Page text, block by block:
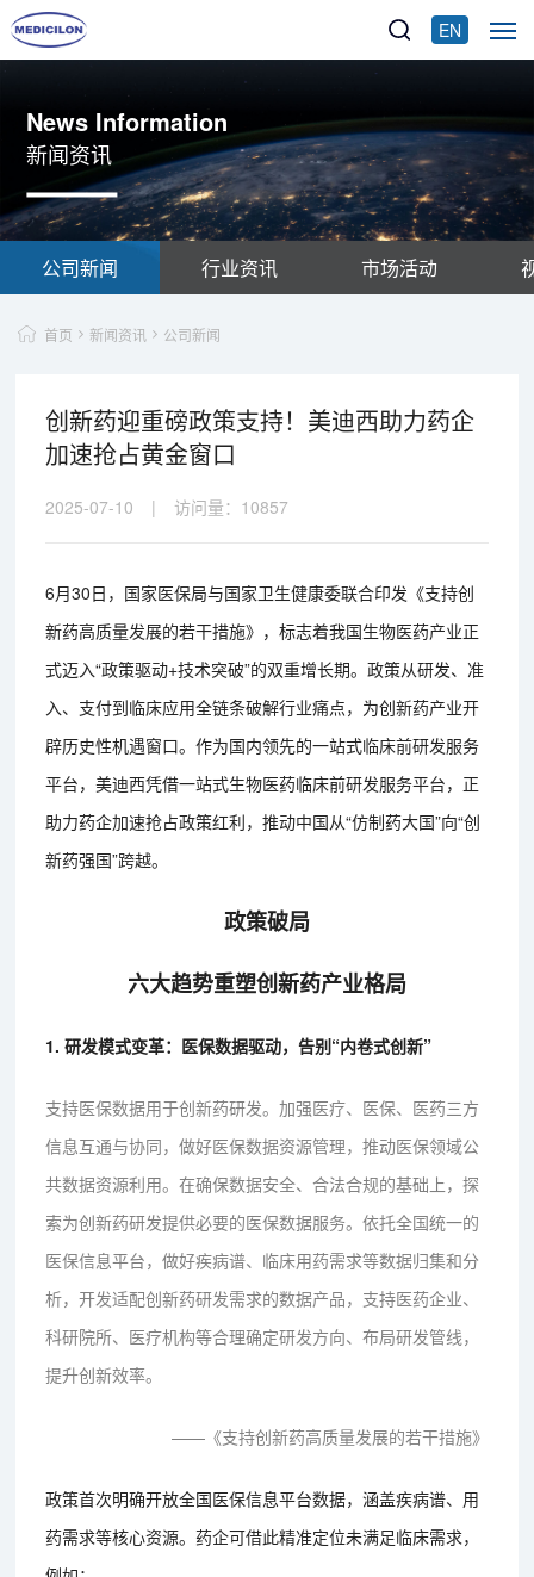
EN
News Information
新闻资讯
公司新闻 行业资讯 市场活动
首页 新闻资讯 公司新闻
创新药迎重磅政策支持！美迪西助力药企
加速抢占黄金窗口
2025-07-10 | 访问量： 10857
6月30日，国家医保局与国家卫生健康委联合印发《支持创
新药高质量发展的若干措施》，标志着我国生物医药产业正
式迈入“政策驱动+技术突破”的双重增长期。政策从研发、准
入、支付到临床应用全链条破解行业痛点，为创新药产业开
辟历史性机遇窗口。作为国内领先的一站式临床前研发服务
平台，美迪西凭借一站式生物医药临床前研发服务平台，正
助力药企加速抢占政策红利，推动中国从“仿制药大国”向“创
新药强国”跨越。
政策破局
六大趋势重塑创新药产业格局
1. 研发模式变革：医保数据驱动，告别“内卷式创新”
支持医保数据用于创新药研发。加强医疗、医保、医药三方
信息互通与协同，做好医保数据资源管理，推动医保领域公
共数据资源利用。在确保数据安全、合法合规的基础上，探
索为创新药研发提供必要的医保数据服务。依托全国统一的
医保信息平台，做好疾病谱、临床用药需求等数据归集和分
析，开发适配创新药研发需求的数据产品，支持医药企业、
科研院所、医疗机构等合理确定研发方向、布局研发管线，
提升创新效率。
——《支持创新药高质量发展的若干措施》
政策首次明确开放全国医保信息平台数据，涵盖疾病谱、用
药需求等核心资源。药企可借此精准定位未满足临床需求，